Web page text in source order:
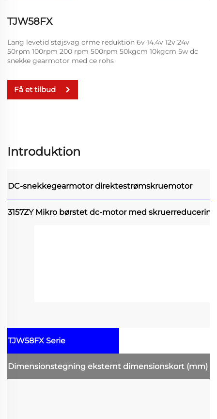
TJW58FX
Lang levetid støjsvag orme reduktion 6v 14.4v 12v 24v
50rpm 100rpm 200 rpm 500rpm 50kgcm 10kgcm 5w dc
snekke gearmotor med ce rohs
Få et tilbud
Introduktion
DC-snekkegearmotordirektestrømskruemotor
3157ZY Mikro børstet dc-motor med skruerreducering
TJW58FX Serie
Dimensionstegning eksternt dimensionskort (mm)